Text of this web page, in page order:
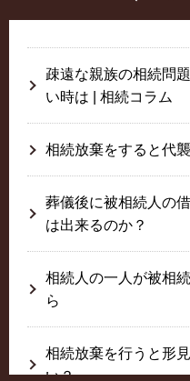
疎遠な親族の相続問
い時は | 相続コラム
相続放棄をすると代
葬儀後に被相続人の
は出来るのか？
相続人の一人が被相
ら
相続放棄を行うと形
い？